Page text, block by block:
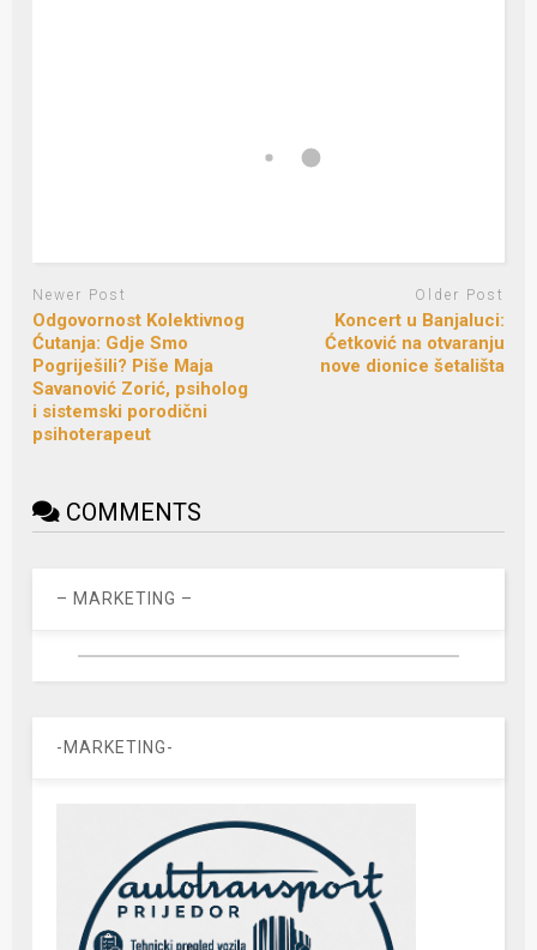
Newer Post
Odgovornost Kolektivnog
Ćutanja: Gdje Smo
Pogriješili? Piše Maja
Savanović Zorić, psiholog
i sistemski porodični
psihoterapeut
Older Post
Koncert u Banjaluci:
Ćetković na otvaranju
nove dionice šetališta
COMMENTS
– MARKETING –
-MARKETING-